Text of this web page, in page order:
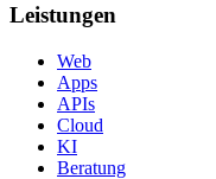
Leistungen
Web
Apps
APIs
Cloud
KI
Beratung